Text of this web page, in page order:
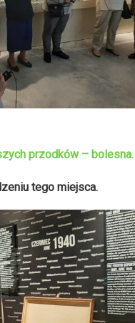
przodków – bolesna.
tego miejsca.